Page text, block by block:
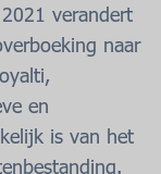
verandert
naar
en
is van het